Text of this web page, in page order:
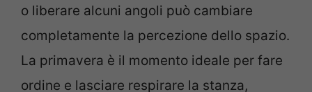
o liberare alcuni angoli può cambiare
completamente la percezione dello spazio.
La primavera è il momento ideale per fare
ordine e lasciare respirare la stanza,